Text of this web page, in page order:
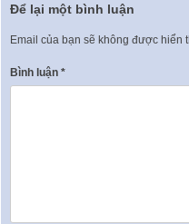
Để lại một bình luận
Email của bạn sẽ không được hiển
Bình luận *